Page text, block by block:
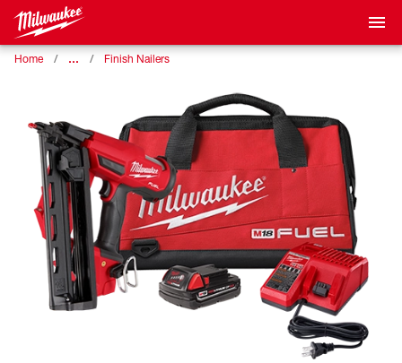
Home … Finish Nailers